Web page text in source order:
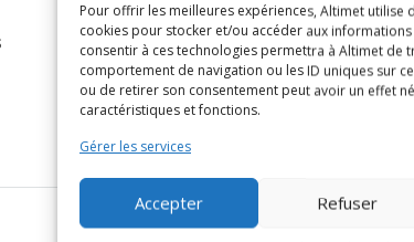
Pour offrir les meilleures expériences, Altimet utilise
cookies pour stocker et/ou accéder aux
consentir à ces technologies permettra à Altimet de
comportement de navigation ou les ID uniques sur
ou de retirer son consentement peut avoir un effet
caractéristiques et fonctions.
Gérer les services
Accepter Refuser